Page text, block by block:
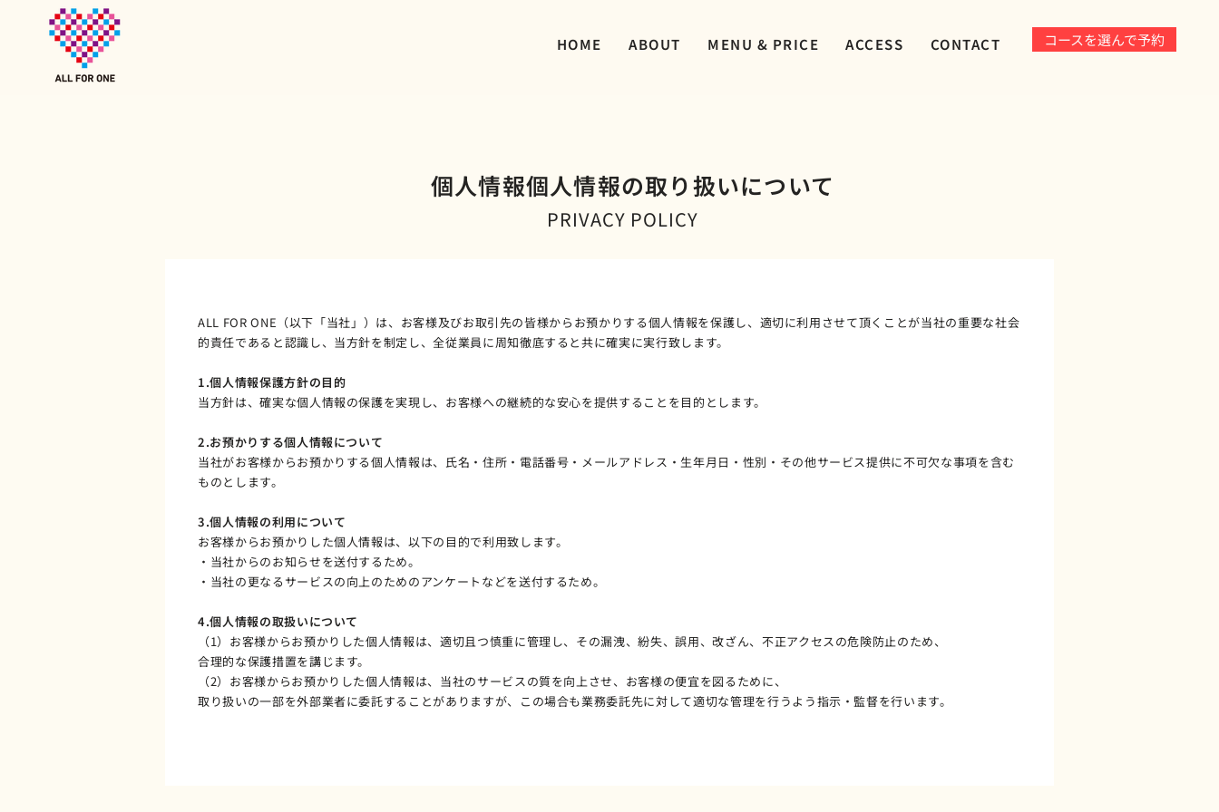
HOME ABOUT MENU & PRICE ACCESS CONTACT コースを選んで予約
個人情報個人情報の取り扱いについて
PRIVACY POLICY
ALL FOR ONE（以下「当社」）は、お客様及びお取引先の皆様からお預かりする個人情報を保護し、適切に利用させて頂くことが当社の重要な社会
的責任であると認識し、当方針を制定し、全従業員に周知徹底すると共に確実に実行致します。
1.個人情報保護方針の目的
当方針は、確実な個人情報の保護を実現し、お客様への継続的な安心を提供することを目的とします。
2.お預かりする個人情報について
当社がお客様からお預かりする個人情報は、氏名・住所・電話番号・メールアドレス・生年月日・性別・その他サービス提供に不可欠な事項を含む
ものとします。
3.個人情報の利用について
お客様からお預かりした個人情報は、以下の目的で利用致します。
・当社からのお知らせを送付するため。
・当社の更なるサービスの向上のためのアンケートなどを送付するため。
4.個人情報の取扱いについて
（1）お客様からお預かりした個人情報は、適切且つ慎重に管理し、その漏洩、紛失、誤用、改ざん、不正アクセスの危険防止のため、
合理的な保護措置を講じます。
（2）お客様からお預かりした個人情報は、当社のサービスの質を向上させ、お客様の便宜を図るために、
取り扱いの一部を外部業者に委託することがありますが、この場合も業務委託先に対して適切な管理を行うよう指示・監督を行います。